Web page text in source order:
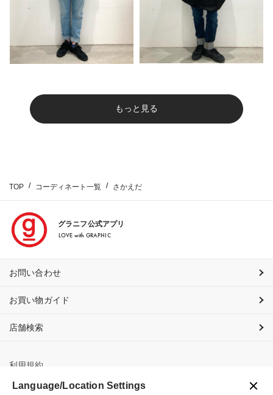
もっと見る
TOP コーディネート一覧 さかえだ
グラニフ公式アプリ
LOVE with GRAPHIC
お問い合わせ
お買い物ガイド
店舗検索
利用規約
プライバシーポリシー
Language/Location Settings